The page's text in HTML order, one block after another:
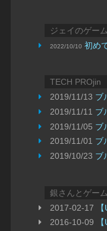
ジェイのゲー
2022/10/10 初め
TECH PROjin
2019/11/13 ブ
2019/11/11 ブ
2019/11/05 ブ
2019/11/01 ブ
2019/10/23 ブ
銀さんとゲー
2017-02-17
2016-10-09